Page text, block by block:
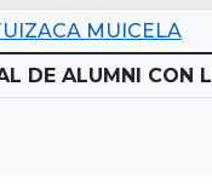
MUICELA
DE ALUMNI CON